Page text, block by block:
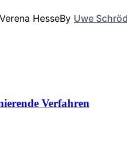
By Uwe
Verfahren